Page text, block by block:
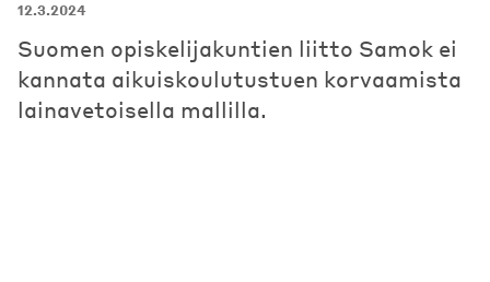
12.3.2024
Suomen opiskelijakuntien liitto Samok ei
kannata aikuiskoulutustuen korvaamista
lainavetoisella mallilla.